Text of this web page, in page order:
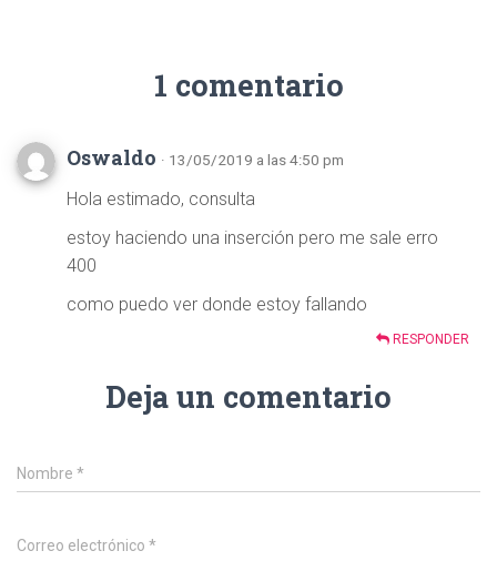
1 comentario
Oswaldo · 13/05/2019 a las 4:50 pm
Hola estimado, consulta
estoy haciendo una inserción pero me sale erro
400
como puedo ver donde estoy fallando
RESPONDER
Deja un comentario
Nombre *
Correo electrónico *